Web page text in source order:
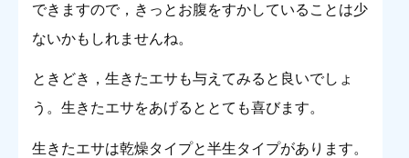
できますので，きっとお腹をすかしていることは少
ないかもしれませんね。
ときどき，生きたエサも与えてみると良いでしょ
う。生きたエサをあげるととても喜びます。
生きたエサは乾燥タイプと半生タイプがあります。